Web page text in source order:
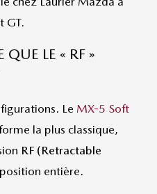
GT.
LE « RF »
Le MX-5 Soft
la plus classique,
RF (Retractable
entière.